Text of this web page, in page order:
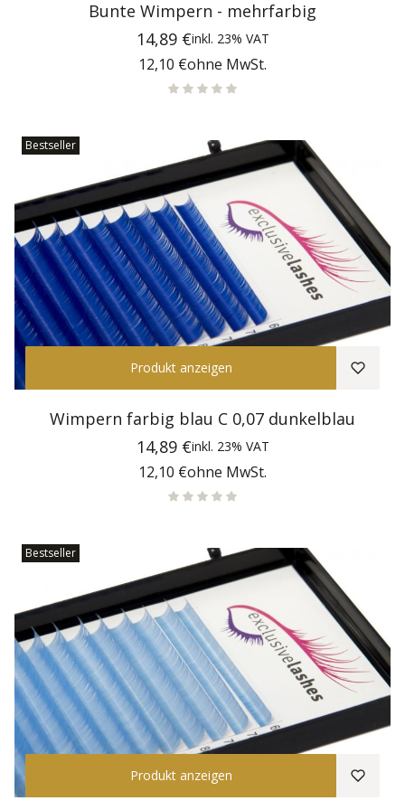
Bunte Wimpern - mehrfarbig
Preis
14,89 €inkl. 23% VAT
Preis
12,10 €ohne MwSt.
Bestseller
Produkt anzeigen
Wimpern farbig blau C 0,07 dunkelblau
Preis
14,89 €inkl. 23% VAT
Preis
12,10 €ohne MwSt.
Bestseller
Produkt anzeigen